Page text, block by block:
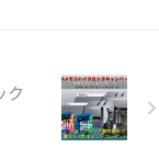
ク